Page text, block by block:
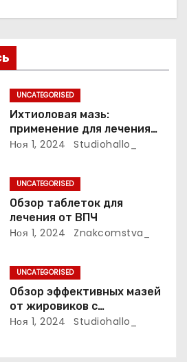
UNCATEGORISED
Ихтиоловая мазь:
применение для лечения
фурункулов
Ноя 1, 2024 Studiohallo_
UNCATEGORISED
Обзор таблеток для
лечения от ВПЧ
Ноя 1, 2024 Znakcomstva_
UNCATEGORISED
Обзор эффективных мазей
от жировиков с
рассасывающим эффектом
Ноя 1, 2024 Studiohallo_